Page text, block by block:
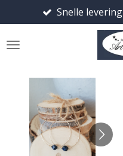
direct
naar
Snelle levering